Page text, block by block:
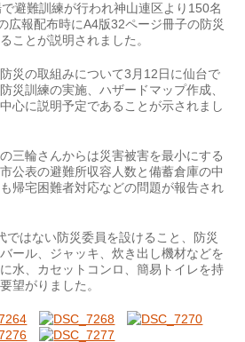
避難訓練が行われ神山連区より150名
広報配布時にA4版32ページ冊子の防災
ことが説明されました。
災の取組みについて3月12日に仙台で
災訓練の実施、ハザードマップ作成、
心に説明予定であることが示されまし
三輪さんからは災害被害を最小にする
公表の避難所収容人数と備蓄倉庫の中
帰宅困難者対応などの問題が報告され
ではない防災委員を設けること、防災
ール、ジャッキ、炊き出し機材などを
水、カセットコンロ、簡易トイレを持
望がりました。